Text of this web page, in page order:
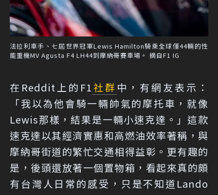
法拉利車手、七屆世界冠軍Lewis Hamilton騎乘全球僅44輛的性
能重機MV Agusta F4 LH44到摩納哥賽車場。 摘自F1 IG
在Reddit上的F1社群 中，有網友表示：
「我以為他會騎一輛帥氣的摩托車，就像
Lewis那樣，結果是一輛小速克達。」這款
速克達以其經濟實惠和高燃油效率著稱，與
摩納哥街道的繁忙交通相得益彰。更有趣的
是，後頭還放著一個置物箱，看起來真的頗
有台灣人日常的感受，只是不知道Lando